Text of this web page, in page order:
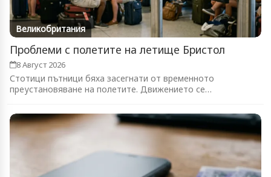
Великобритания
Проблеми с полетите на летище Бристол
8 Август 2026
Стотици пътници бяха засегнати от временното
преустановяване на полетите. Движението се